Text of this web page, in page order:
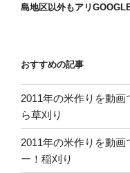
島地区以外もアリ
おすすめの記事
2011年の米作りを動
ら草刈り
2011年の米作りを動
ー！稲刈り